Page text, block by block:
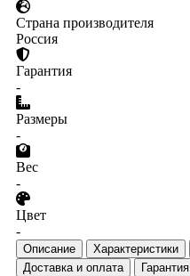
Страна производителя
Россия
Гарантия
-
Размеры
-
Вес
-
Цвет
-
Описание Характеристики
Доставка и оплата
Гарантия